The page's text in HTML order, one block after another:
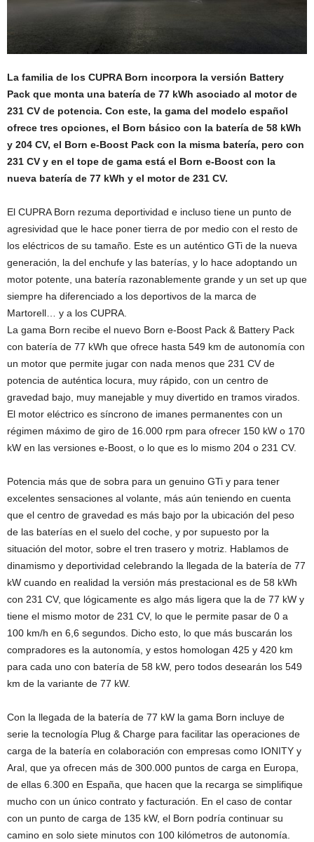
La familia de los CUPRA Born incorpora la versión Battery
Pack que monta una batería de 77 kWh asociado al motor de
231 CV de potencia. Con este, la gama del modelo español
ofrece tres opciones, el Born básico con la batería de 58 kWh
y 204 CV, el Born e-Boost Pack con la misma batería, pero con
231 CV y en el tope de gama está el Born e-Boost con la
nueva batería de 77 kWh y el motor de 231 CV.
El CUPRA Born rezuma deportividad e incluso tiene un punto de
agresividad que le hace poner tierra de por medio con el resto de
los eléctricos de su tamaño. Este es un auténtico GTi de la nueva
generación, la del enchufe y las baterías, y lo hace adoptando un
motor potente, una batería razonablemente grande y un set up que
siempre ha diferenciado a los deportivos de la marca de
Martorell… y a los CUPRA.
La gama Born recibe el nuevo Born e-Boost Pack & Battery Pack
con batería de 77 kWh que ofrece hasta 549 km de autonomía con
un motor que permite jugar con nada menos que 231 CV de
potencia de auténtica locura, muy rápido, con un centro de
gravedad bajo, muy manejable y muy divertido en tramos virados.
El motor eléctrico es síncrono de imanes permanentes con un
régimen máximo de giro de 16.000 rpm para ofrecer 150 kW o 170
kW en las versiones e-Boost, o lo que es lo mismo 204 o 231 CV.
Potencia más que de sobra para un genuino GTi y para tener
excelentes sensaciones al volante, más aún teniendo en cuenta
que el centro de gravedad es más bajo por la ubicación del peso
de las baterías en el suelo del coche, y por supuesto por la
situación del motor, sobre el tren trasero y motriz. Hablamos de
dinamismo y deportividad celebrando la llegada de la batería de 77
kW cuando en realidad la versión más prestacional es de 58 kWh
con 231 CV, que lógicamente es algo más ligera que la de 77 kW y
tiene el mismo motor de 231 CV, lo que le permite pasar de 0 a
100 km/h en 6,6 segundos. Dicho esto, lo que más buscarán los
compradores es la autonomía, y estos homologan 425 y 420 km
para cada uno con batería de 58 kW, pero todos desearán los 549
km de la variante de 77 kW.
Con la llegada de la batería de 77 kW la gama Born incluye de
serie la tecnología Plug & Charge para facilitar las operaciones de
carga de la batería en colaboración con empresas como IONITY y
Aral, que ya ofrecen más de 300.000 puntos de carga en Europa,
de ellas 6.300 en España, que hacen que la recarga se simplifique
mucho con un único contrato y facturación. En el caso de contar
con un punto de carga de 135 kW, el Born podría continuar su
camino en solo siete minutos con 100 kilómetros de autonomía.